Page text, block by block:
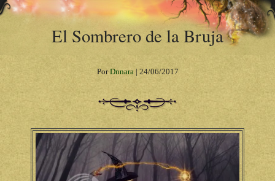
El Sombrero de la Bruja
PorDnnara| 24/06/2017